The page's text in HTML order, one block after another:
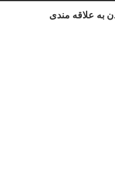
به علاقه مندی